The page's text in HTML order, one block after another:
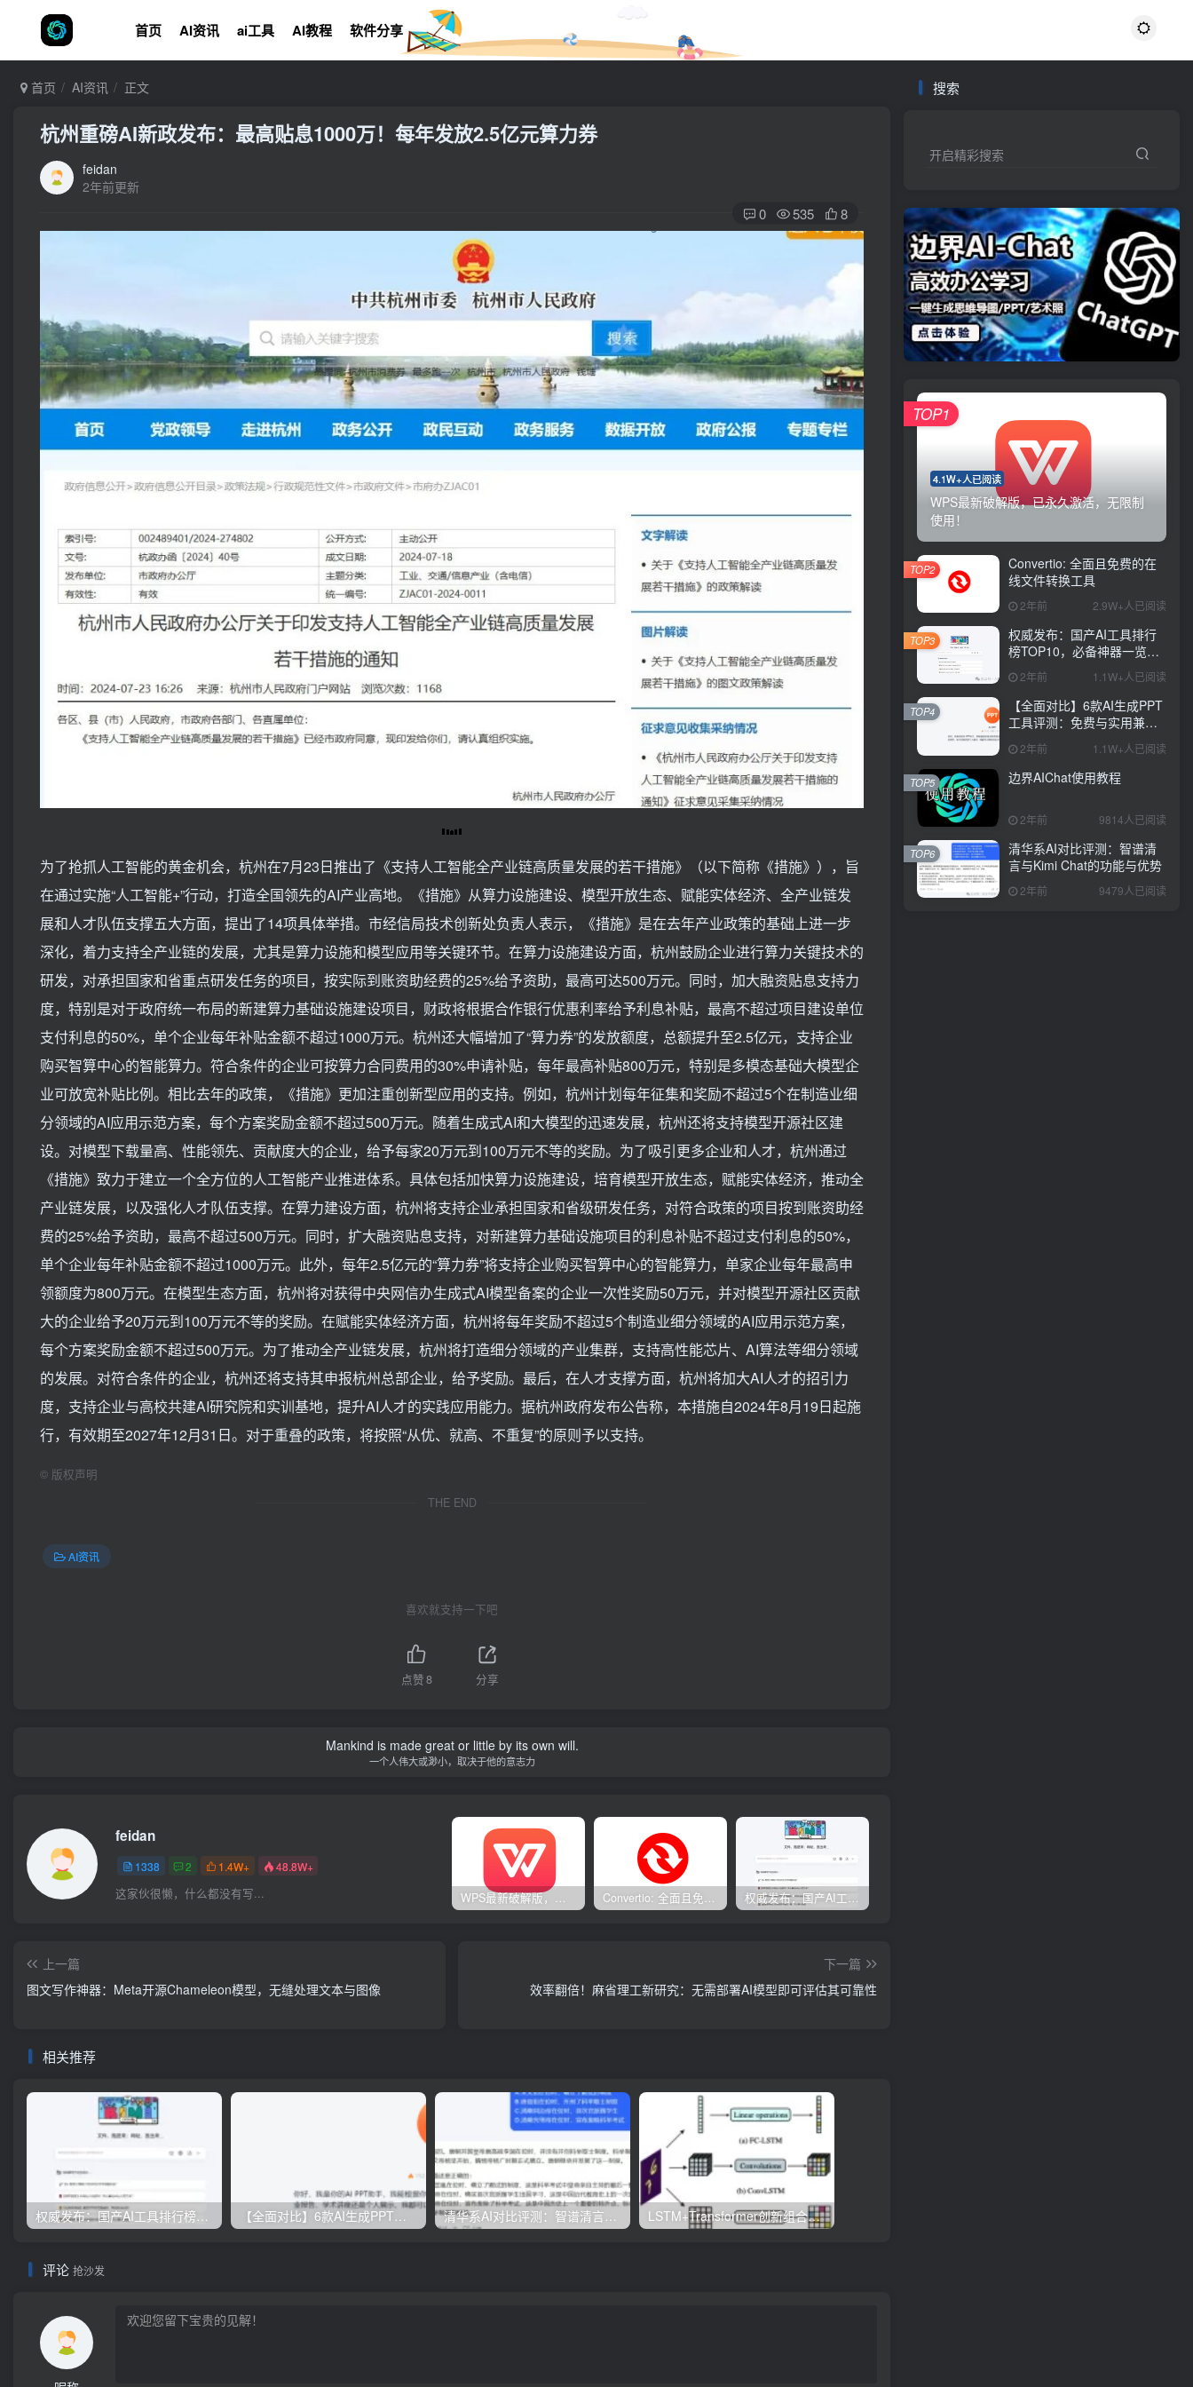
首页 AI资讯 ai工具 AI教程 软件分享
首页 AI资讯 正文
杭州重磅AI新政发布：最高贴息1000万！每年发放2.5亿元算力券
feidan
2年前更新
0 535 8
为了抢抓人工智能的黄金机会，杭州在7月23日推出了《支持人工智能全产业链高质量发展的若干措施》（以下简称《措施》），旨
在通过实施“人工智能+”行动，打造全国领先的AI产业高地。《措施》从算力设施建设、模型开放生态、赋能实体经济、全产业链发
展和人才队伍支撑五大方面，提出了14项具体举措。市经信局技术创新处负责人表示，《措施》是在去年产业政策的基础上进一步
深化，着力支持全产业链的发展，尤其是算力设施和模型应用等关键环节。在算力设施建设方面，杭州鼓励企业进行算力关键技术的
研发，对承担国家和省重点研发任务的项目，按实际到账资助经费的25%给予资助，最高可达500万元。同时，加大融资贴息支持力
度，特别是对于政府统一布局的新建算力基础设施建设项目，财政将根据合作银行优惠利率给予利息补贴，最高不超过项目建设单位
支付利息的50%，单个企业每年补贴金额不超过1000万元。杭州还大幅增加了“算力券”的发放额度，总额提升至2.5亿元，支持企业
购买智算中心的智能算力。符合条件的企业可按算力合同费用的30%申请补贴，每年最高补贴800万元，特别是多模态基础大模型企
业可放宽补贴比例。相比去年的政策，《措施》更加注重创新型应用的支持。例如，杭州计划每年征集和奖励不超过5个在制造业细
分领域的AI应用示范方案，每个方案奖励金额不超过500万元。随着生成式AI和大模型的迅速发展，杭州还将支持模型开源社区建
设。对模型下载量高、性能领先、贡献度大的企业，给予每家20万元到100万元不等的奖励。为了吸引更多企业和人才，杭州通过
《措施》致力于建立一个全方位的人工智能产业推进体系。具体包括加快算力设施建设，培育模型开放生态，赋能实体经济，推动全
产业链发展，以及强化人才队伍支撑。在算力建设方面，杭州将支持企业承担国家和省级研发任务，对符合政策的项目按到账资助经
费的25%给予资助，最高不超过500万元。同时，扩大融资贴息支持，对新建算力基础设施项目的利息补贴不超过支付利息的50%，
单个企业每年补贴金额不超过1000万元。此外，每年2.5亿元的“算力券”将支持企业购买智算中心的智能算力，单家企业每年最高申
领额度为800万元。在模型生态方面，杭州将对获得中央网信办生成式AI模型备案的企业一次性奖励50万元，并对模型开源社区贡献
大的企业给予20万元到100万元不等的奖励。在赋能实体经济方面，杭州将每年奖励不超过5个制造业细分领域的AI应用示范方案，
每个方案奖励金额不超过500万元。为了推动全产业链发展，杭州将打造细分领域的产业集群，支持高性能芯片、AI算法等细分领域
的发展。对符合条件的企业，杭州还将支持其申报杭州总部企业，给予奖励。最后，在人才支撑方面，杭州将加大AI人才的招引力
度，支持企业与高校共建AI研究院和实训基地，提升AI人才的实践应用能力。据杭州政府发布公告称，本措施自2024年8月19日起施
行，有效期至2027年12月31日。对于重叠的政策，将按照“从优、就高、不重复”的原则予以支持。
© 版权声明
THE END
AI资讯
喜欢就支持一下吧
点赞8 分享
Mankind is made great or little by its own will.
一个人伟大或渺小，取决于他的意志力
feidan
1338 2 1.4W+ 48.8W+
这家伙很懒，什么都没有写... WPS最新破解版，已永久激活，无限制使用！ Convertio: 全面且免费的在线文件转换工具 权威发布：国产AI工具排行榜TOP10，必备神器一览无余
上一篇
图文写作神器：Meta开源Chameleon模型，无缝处理文本与图像
下一篇
效率翻倍！麻省理工新研究：无需部署AI模型即可评估其可靠性
相关推荐
权威发布：国产AI工具排行榜TOP10，必备神器一览无余 【全面对比】6款AI生成PPT工具评测：免费与实用兼具，哪款更胜一筹？ 清华系AI对比评测：智谱清言与Kimi Chat的功能与优势 LSTM+Transformer创新组合荣登Nature：开启深度学习新纪元
评论 抢沙发
搜索
开启精彩搜索
4.1W+人已阅读
WPS最新破解版，已永久激活，无限制
使用！
TOP1
Convertio: 全面且免费的在
线文件转换工具
2年前 2.9W+人已阅读
TOP2
权威发布：国产AI工具排行
榜TOP10，必备神器一览无
2年前 1.1W+人已阅读
TOP3
【全面对比】6款AI生成PPT
工具评测：免费与实用兼
具，哪款更胜一筹？
2年前 1.1W+人已阅读
TOP4
边界AIChat使用教程
2年前 9814人已阅读
TOP5
清华系AI对比评测：智谱清
言与Kimi Chat的功能与优势
2年前 9479人已阅读
TOP6